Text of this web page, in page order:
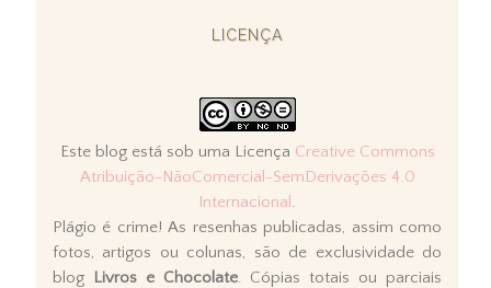
LICENÇA
Este blog está sob uma Licença Creative Commons
Atribuição-NãoComercial-SemDerivações 4.0
Internacional .
Plágio é crime! As resenhas publicadas, assim como
fotos, artigos ou colunas, são de exclusividade do
blog Livros e Chocolate. Cópias totais ou parciais